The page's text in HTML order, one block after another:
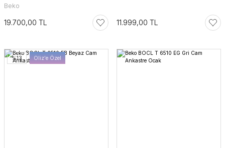
Beko
19.700,00 TL 11.999,00 TL
%13 Oliz'e Özel